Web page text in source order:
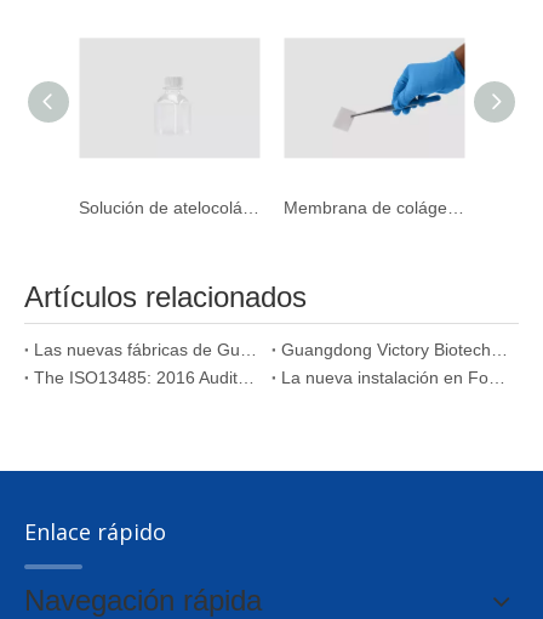
Solución de atelocolágeno soluble Membrana de colágeno
Artículos relacionados
Las nuevas fábricas de Guangdong Victory Biotech Co., Ltd. y Wuzhou Victory Biotech Co., Ltd. obtuvieron oficialmente los certificados ISO13485: 2016 / ISO22442 emitidos por DNV.
Guangdong Victory Biotech (nueva instalación) pasó la auditoría ISO13485:2016
The ISO13485: 2016 Auditoría de Wuzhou Victory Biotech
La nueva instalación en Foshan se completó con éxito
Enlace rápido
Navegación rápida